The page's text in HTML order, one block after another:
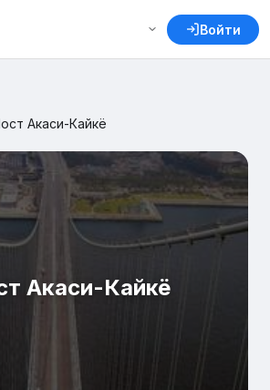
Войти
Акаси-Кайкё
Акаси-Кайкё